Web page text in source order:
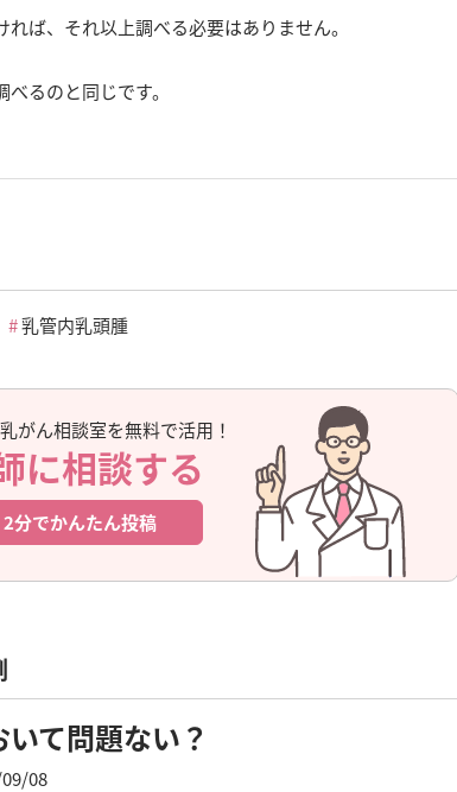
ば、それ以上調べる必要はありません。
るのと同じです。
乳管内乳頭腫
がん相談室を無料で活用！
に相談する
2分でかんたん投稿
て問題ない？
08